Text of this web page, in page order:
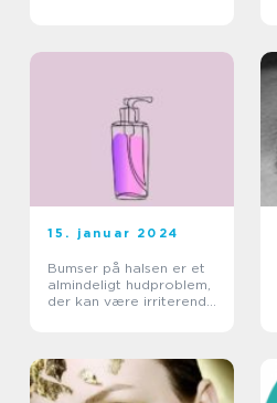
15. januar 2024
Bumser på halsen er et
almindeligt hudproblem,
der kan være irriterende